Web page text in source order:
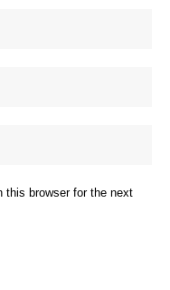
this browser for the next